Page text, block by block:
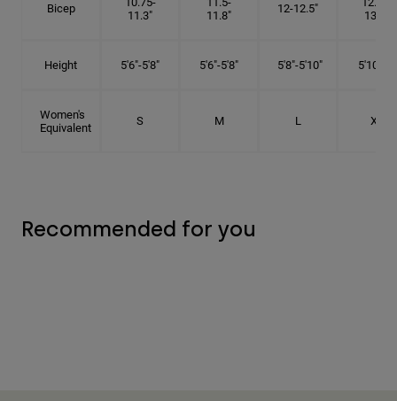
Bicep
11.3"
11.8"
12-12.5"
13.3"
Height 5'6"-5'8" 5'6"-5'8" 5'8"-5'10" 5'10"- 6'
Women's
Equivalent
S M L XL
Recommended for you